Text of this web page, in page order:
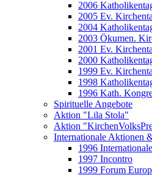
2006
2005 Ev.
2004
2003 Ökumen.
2001 Ev.
2000
1999 Ev.
1998
1996 Kath.
Spirituelle Angebote
Aktion "Lila Stola"
Aktion
Internationale Aktionen
1996
1997 Incontro
1999 Forum